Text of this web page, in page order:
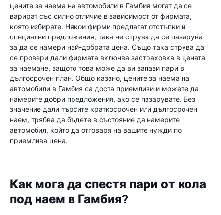
цените за наема на автомобили в Гамбия могат да се
варират със силно отличие в зависимост от фирмата,
която избирате. Някои фирми предлагат отстъпки и
специални предложения, така че струва да се пазарува
за да се намери най-добрата цена. Също така струва да
се провери дали фирмата включва застраховка в цената
за наемане, защото това може да ви запази пари в
дългосрочен план. Общо казано, цените за наема на
автомобили в Гамбия са доста приемливи и можете да
намерите добри предложения, ако се пазарувате. Без
значение дали търсите краткосрочен или дългосрочен
наем, трябва да бъдете в състояние да намерите
автомобил, който да отговаря на вашите нужди по
приемлива цена.
Как мога да спестя пари от кола
под наем в Гамбия?